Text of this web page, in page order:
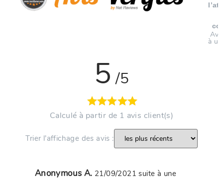
à
5 /5
Calculé à partir de 1 avis client(s)
Trier l’affichage des avis :
Anonymous A. 21/09/2021 suite à une